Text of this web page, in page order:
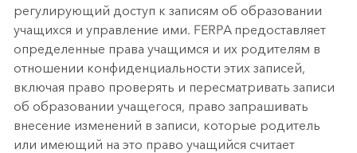
регулирующий доступ к записям об образовании
учащихся и управление ими. FERPA предоставляет
определенные права учащимся и их родителям в
отношении конфиденциальности этих записей,
включая право проверять и пересматривать записи
об образовании учащегося, право запрашивать
внесение изменений в записи, которые родитель
или имеющий на это право учащийся считает